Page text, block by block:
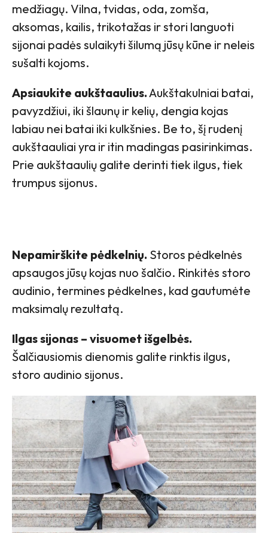
medžiagų. Vilna, tvidas, oda, zomša,
aksomas, kailis, trikotažas ir stori languoti
sijonai padės sulaikyti šilumą jūsų kūne ir neleis
sušalti kojoms.
Apsiaukite aukštaaulius.Aukštakulniai batai,
pavyzdžiui, iki šlaunų ir kelių, dengia kojas
labiau nei batai iki kulkšnies. Be to, šį rudenį
aukštaauliai yra ir itin madingas pasirinkimas.
Prie aukštaaulių galite derinti tiek ilgus, tiek
trumpus sijonus.
Nepamirškite pėdkelnių. Storos pėdkelnės
apsaugos jūsų kojas nuo šalčio. Rinkitės storo
audinio, termines pėdkelnes, kad gautumėte
maksimalų rezultatą.
Ilgas sijonas – visuomet išgelbės.
Šalčiausiomis dienomis galite rinktis ilgus,
storo audinio sijonus.